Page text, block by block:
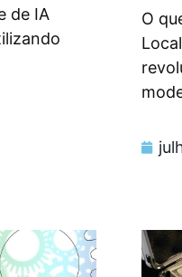
de IA
O